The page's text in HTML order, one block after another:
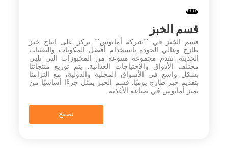
قسم الخبز
قسم الخبز في **شركة أمانوس** يركز على إنتاج خبز
طازج وعالي الجودة باستخدام أفضل المكونات والتقنيات
الحديثة. نقدم مجموعة متنوعة من المخبوزات التي تلبي
مختلف الأذواق والاحتياجات الغذائية. يتم توزيع منتجاتنا
بشكل واسع في الأسواق المحلية والدولية، مع التزامنا
بتقديم خبز طازج يوميًا. قسم الخبز يمثل جزءًا أساسيًا من
تميز أمانوس في صناعة الأغذية.
تصفح